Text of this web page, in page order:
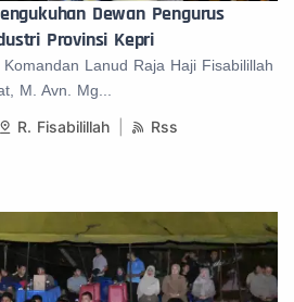
Dewan Pengurus
Provinsi Kepri
Lanud Raja Haji Fisabilillah
M. Avn. Mg...
R. Fisabilillah Rss